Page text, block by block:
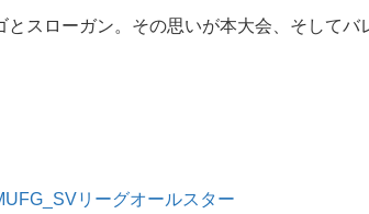
スローガン。その思いが本大会、そしてバ
リーグオールスター